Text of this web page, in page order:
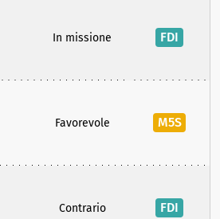
In missione FDI
Favorevole M5S
Contrario FDI